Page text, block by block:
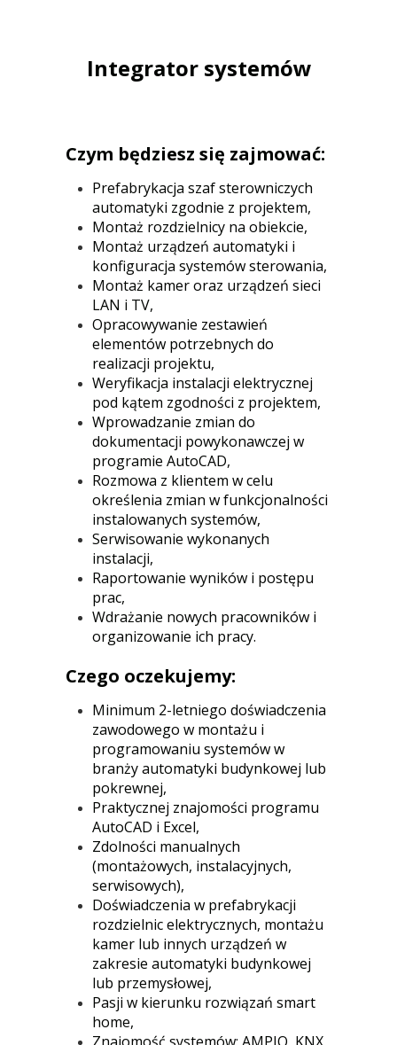
Integrator systemów
Czym będziesz się zajmować:
Prefabrykacja szaf sterowniczych
automatyki zgodnie z projektem,
Montaż rozdzielnicy na obiekcie,
Montaż urządzeń automatyki i
konfiguracja systemów sterowania,
Montaż kamer oraz urządzeń sieci
LAN i TV,
Opracowywanie zestawień
elementów potrzebnych do
realizacji projektu,
Weryfikacja instalacji elektrycznej
pod kątem zgodności z projektem,
Wprowadzanie zmian do
dokumentacji powykonawczej w
programie AutoCAD,
Rozmowa z klientem w celu
określenia zmian w funkcjonalności
instalowanych systemów,
Serwisowanie wykonanych
instalacji,
Raportowanie wyników i postępu
prac,
Wdrażanie nowych pracowników i
organizowanie ich pracy.
Czego oczekujemy:
Minimum 2-letniego doświadczenia
zawodowego w montażu i
programowaniu systemów w
branży automatyki budynkowej lub
pokrewnej,
Praktycznej znajomości programu
AutoCAD i Excel,
Zdolności manualnych
(montażowych, instalacyjnych,
serwisowych),
Doświadczenia w prefabrykacji
rozdzielnic elektrycznych, montażu
kamer lub innych urządzeń w
zakresie automatyki budynkowej
lub przemysłowej,
Pasji w kierunku rozwiązań smart
home,